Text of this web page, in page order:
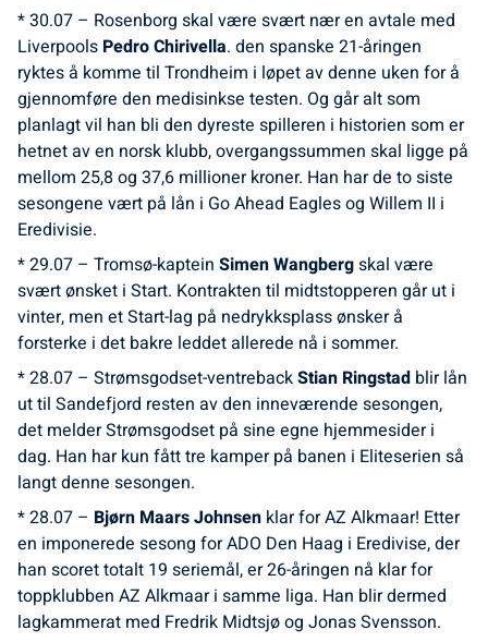
* 30.07 – Rosenborg skal være svært nær en avtale med
Liverpools Pedro Chirivella. den spanske 21-åringen
ryktes å komme til Trondheim i løpet av denne uken for å
gjennomføre den medisinkse testen. Og går alt som
planlagt vil han bli den dyreste spilleren i historien som er
hetnet av en norsk klubb, overgangssummen skal ligge på
mellom 25,8 og 37,6 millioner kroner. Han har de to siste
sesongene vært på lån i Go Ahead Eagles og Willem II i
Eredivisie.
* 29.07 – Tromsø-kaptein Simen Wangbergskal være
svært ønsket i Start. Kontrakten til midtstopperen går ut i
vinter, men et Start-lag på nedrykksplass ønsker å
forsterke i det bakre leddet allerede nå i sommer.
* 28.07 – Strømsgodset-ventrebackStian Ringstad blir lån
ut til Sandefjord resten av den inneværende sesongen,
det melder Strømsgodset på sine egne hjemmesider i
dag. Han har kun fått tre kamper på banen i Eliteserien så
langt denne sesongen.
* 28.07 – Bjørn Maars Johnsen klar for AZ Alkmaar! Etter
en imponerede sesong for ADO Den Haag i Eredivise, der
han scoret totalt 19 seriemål, er 26-åringen nå klar for
toppklubben AZ Alkmaar i samme liga. Han blir dermed
lagkammerat med Fredrik Midtsjø og Jonas Svensson.